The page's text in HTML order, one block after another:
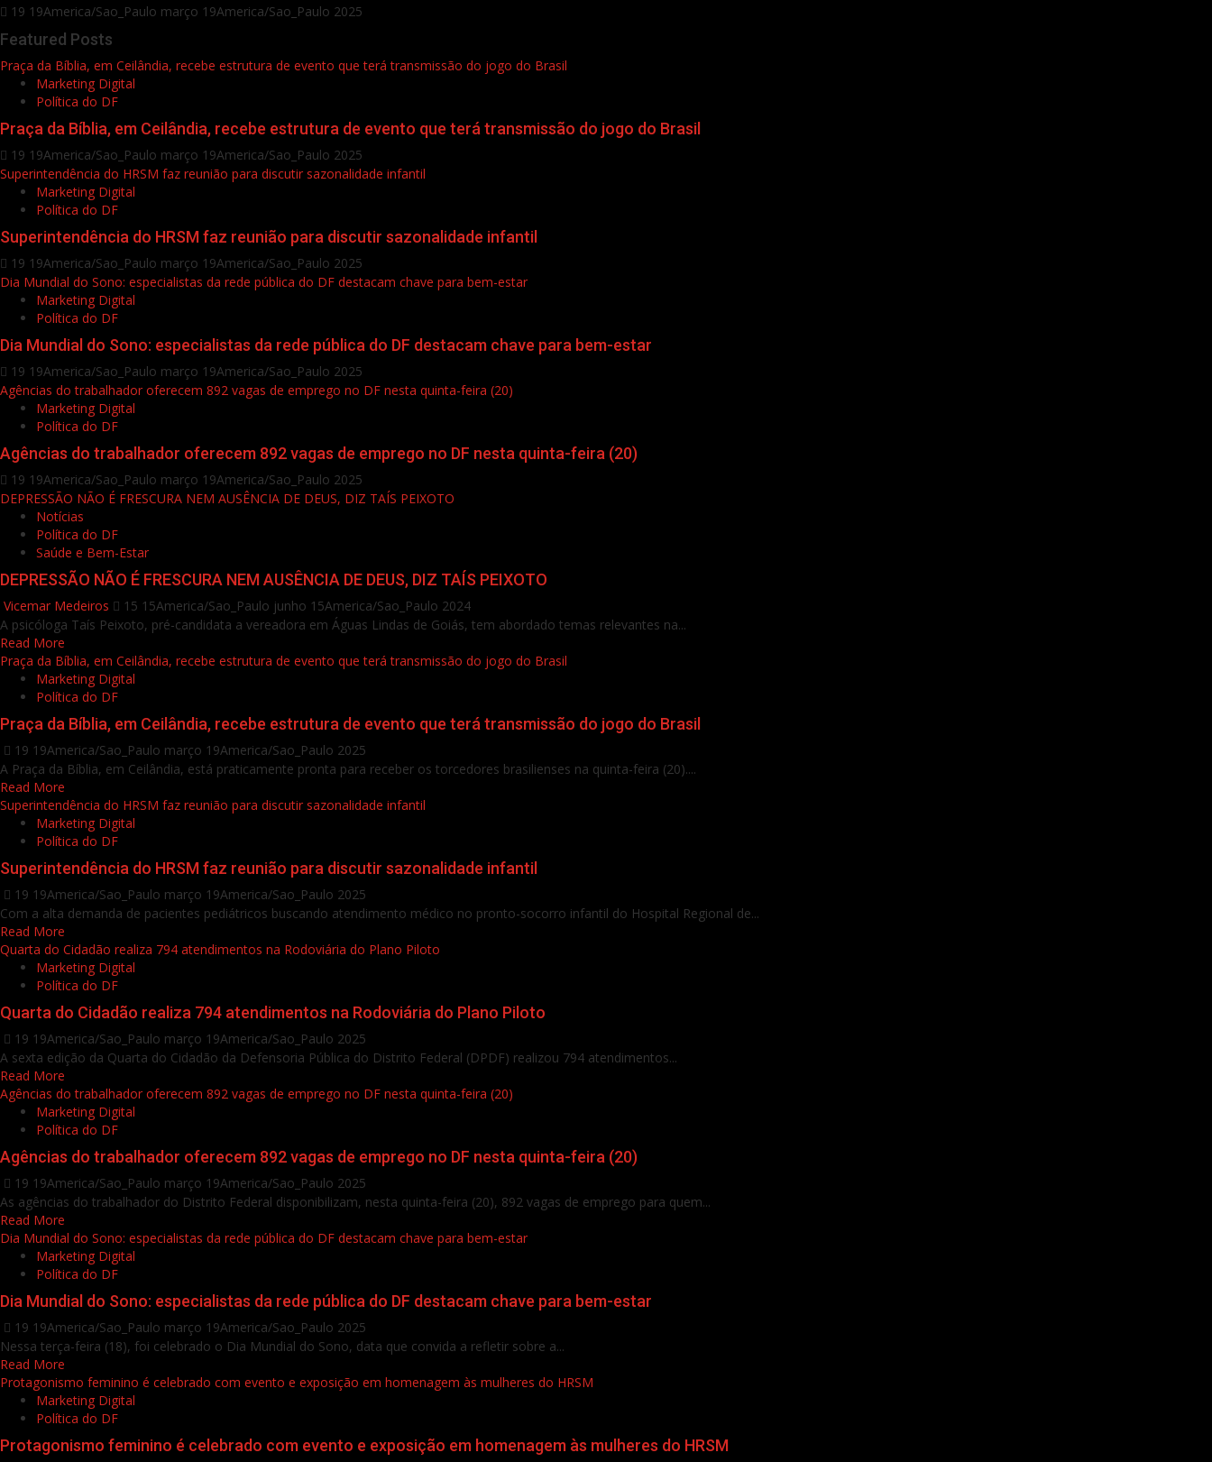
19 19America/Sao_Paulo março 19America/Sao_Paulo 2025
Featured Posts
Praça da Bíblia, em Ceilândia, recebe estrutura de evento que terá transmissão do jogo do Brasil
Marketing Digital
Política do DF
Praça da Bíblia, em Ceilândia, recebe estrutura de evento que terá transmissão do jogo do Brasil
19 19America/Sao_Paulo março 19America/Sao_Paulo 2025
Superintendência do HRSM faz reunião para discutir sazonalidade infantil
Marketing Digital
Política do DF
Superintendência do HRSM faz reunião para discutir sazonalidade infantil
19 19America/Sao_Paulo março 19America/Sao_Paulo 2025
Dia Mundial do Sono: especialistas da rede pública do DF destacam chave para bem-estar
Marketing Digital
Política do DF
Dia Mundial do Sono: especialistas da rede pública do DF destacam chave para bem-estar
19 19America/Sao_Paulo março 19America/Sao_Paulo 2025
Agências do trabalhador oferecem 892 vagas de emprego no DF nesta quinta-feira (20)
Marketing Digital
Política do DF
Agências do trabalhador oferecem 892 vagas de emprego no DF nesta quinta-feira (20)
19 19America/Sao_Paulo março 19America/Sao_Paulo 2025
DEPRESSÃO NÃO É FRESCURA NEM AUSÊNCIA DE DEUS, DIZ TAÍS PEIXOTO
Notícias
Política do DF
Saúde e Bem-Estar
DEPRESSÃO NÃO É FRESCURA NEM AUSÊNCIA DE DEUS, DIZ TAÍS PEIXOTO
Vicemar Medeiros
15 15America/Sao_Paulo junho 15America/Sao_Paulo 2024
A psicóloga Taís Peixoto, pré-candidata a vereadora em Águas Lindas de Goiás, tem abordado temas relevantes na...
Read More
Praça da Bíblia, em Ceilândia, recebe estrutura de evento que terá transmissão do jogo do Brasil
Marketing Digital
Política do DF
Praça da Bíblia, em Ceilândia, recebe estrutura de evento que terá transmissão do jogo do Brasil
19 19America/Sao_Paulo março 19America/Sao_Paulo 2025
A Praça da Bíblia, em Ceilândia, está praticamente pronta para receber os torcedores brasilienses na quinta-feira (20)....
Read More
Superintendência do HRSM faz reunião para discutir sazonalidade infantil
Marketing Digital
Política do DF
Superintendência do HRSM faz reunião para discutir sazonalidade infantil
19 19America/Sao_Paulo março 19America/Sao_Paulo 2025
Com a alta demanda de pacientes pediátricos buscando atendimento médico no pronto-socorro infantil do Hospital Regional de...
Read More
Quarta do Cidadão realiza 794 atendimentos na Rodoviária do Plano Piloto
Marketing Digital
Política do DF
Quarta do Cidadão realiza 794 atendimentos na Rodoviária do Plano Piloto
19 19America/Sao_Paulo março 19America/Sao_Paulo 2025
A sexta edição da Quarta do Cidadão da Defensoria Pública do Distrito Federal (DPDF) realizou 794 atendimentos...
Read More
Agências do trabalhador oferecem 892 vagas de emprego no DF nesta quinta-feira (20)
Marketing Digital
Política do DF
Agências do trabalhador oferecem 892 vagas de emprego no DF nesta quinta-feira (20)
19 19America/Sao_Paulo março 19America/Sao_Paulo 2025
As agências do trabalhador do Distrito Federal disponibilizam, nesta quinta-feira (20), 892 vagas de emprego para quem...
Read More
Dia Mundial do Sono: especialistas da rede pública do DF destacam chave para bem-estar
Marketing Digital
Política do DF
Dia Mundial do Sono: especialistas da rede pública do DF destacam chave para bem-estar
19 19America/Sao_Paulo março 19America/Sao_Paulo 2025
Nessa terça-feira (18), foi celebrado o Dia Mundial do Sono, data que convida a refletir sobre a...
Read More
Protagonismo feminino é celebrado com evento e exposição em homenagem às mulheres do HRSM
Marketing Digital
Política do DF
Protagonismo feminino é celebrado com evento e exposição em homenagem às mulheres do HRSM